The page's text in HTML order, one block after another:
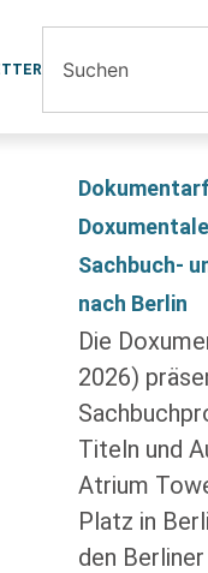
Sachbuch-
nach Berlin
Die
2026)
Titeln und
Atrium
Platz in
den